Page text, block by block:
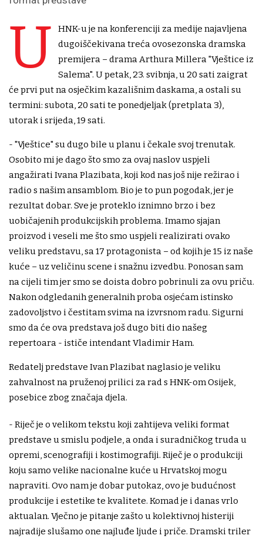
U
HNK-u je na konferenciji za medije najavljena
dugoiščekivana treća ovosezonska dramska
premijera – drama Arthura Millera "Vještice iz
Salema". U petak, 23. svibnja, u 20 sati zaigrat
će prvi put na osječkim kazališnim daskama, a ostali su
termini: subota, 20 sati te ponedjeljak (pretplata 3),
utorak i srijeda, 19 sati.
- "Vještice" su dugo bile u planu i čekale svoj trenutak.
Osobito mi je dago što smo za ovaj naslov uspjeli
angažirati Ivana Plazibata, koji kod nas još nije režirao i
radio s našim ansamblom. Bio je to pun pogodak, jer je
rezultat dobar. Sve je proteklo iznimno brzo i bez
uobičajenih produkcijskih problema. Imamo sjajan
proizvod i veseli me što smo uspjeli realizirati ovako
veliku predstavu, sa 17 protagonista – od kojih je 15 iz naše
kuće – uz veličinu scene i snažnu izvedbu. Ponosan sam
na cijeli tim jer smo se doista dobro pobrinuli za ovu priču.
Nakon odgledanih generalnih proba osjećam istinsko
zadovoljstvo i čestitam svima na izvrsnom radu. Sigurni
smo da će ova predstava još dugo biti dio našeg
repertoara - ističe intendant Vladimir Ham.
Redatelj predstave Ivan Plazibat naglasio je veliku
zahvalnost na pruženoj prilici za rad s HNK-om Osijek,
posebice zbog značaja djela.
- Riječ je o velikom tekstu koji zahtijeva veliki format
predstave u smislu podjele, a onda i suradničkog truda u
opremi, scenografiji i kostimografiji. Riječ je o produkciji
koju samo velike nacionalne kuće u Hrvatskoj mogu
napraviti. Ovo nam je dobar putokaz, ovo je budućnost
produkcije i estetike te kvalitete. Komad je i danas vrlo
aktualan. Vječno je pitanje zašto u kolektivnoj histeriji
najradije slušamo one najluđe ljude i priče. Dramski triler